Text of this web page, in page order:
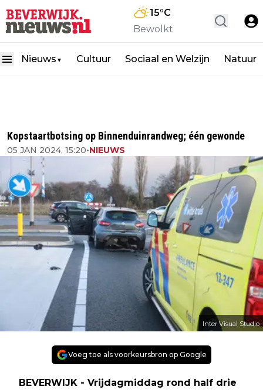
15°C
Bewolkt
Nieuws ▼ Cultuur Sociaal en Welzijn Natuur
Kopstaartbotsing op Binnenduinrandweg; één gewonde
05 JAN 2024, 15:20•NIEUWS
Inter Visual Studio
Voeg toe als voorkeursbron op Google
BEVERWIJK - Vrijdagmiddag rond half drie